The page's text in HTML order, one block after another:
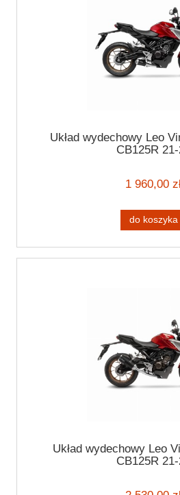
Układ wydechowy Leo
CB125R
1 960,00
do koszyka
Układ wydechowy Leo
CB125R